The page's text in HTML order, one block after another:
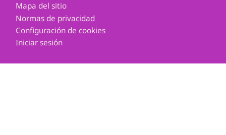
Mapa del sitio
Normas de privacidad
Configuración de cookies
Iniciar sesión